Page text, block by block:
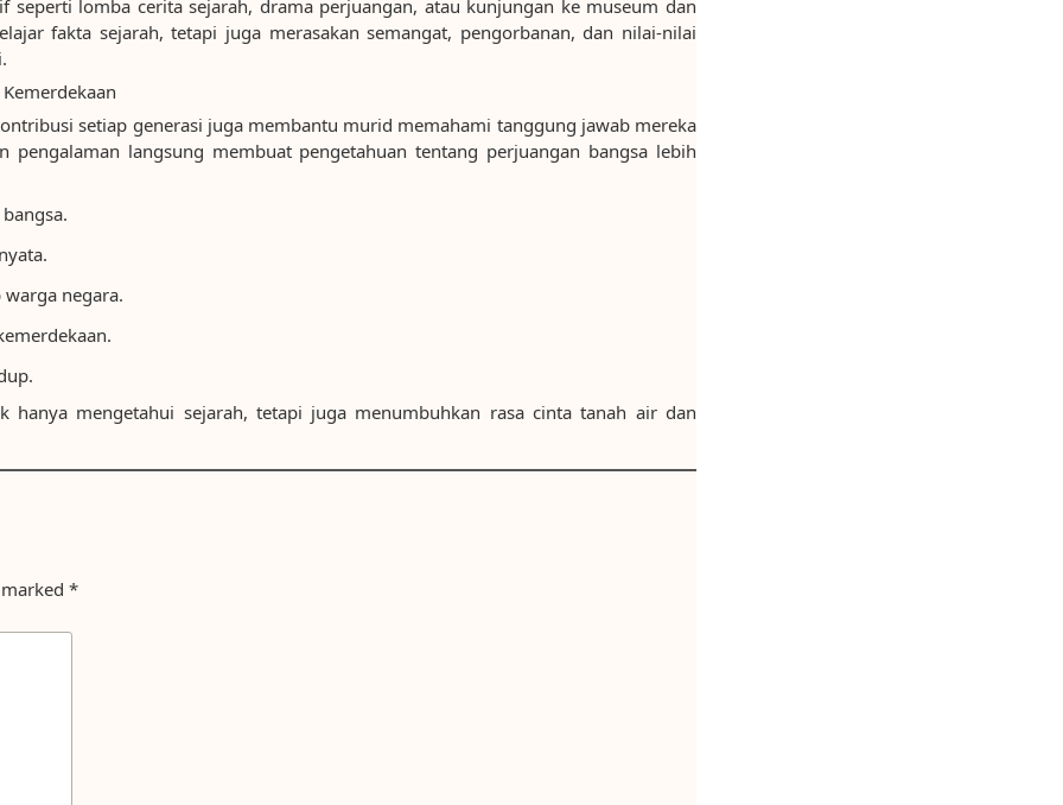
seperti lomba cerita sejarah, drama perjuangan, atau kunjungan ke museum dan
fakta sejarah, tetapi juga merasakan semangat, pengorbanan, dan nilai-nilai
setiap generasi juga membantu murid memahami tanggung jawab mereka
langsung membuat pengetahuan tentang perjuangan bangsa lebih
negara.
hanya mengetahui sejarah, tetapi juga menumbuhkan rasa cinta tanah air dan
*